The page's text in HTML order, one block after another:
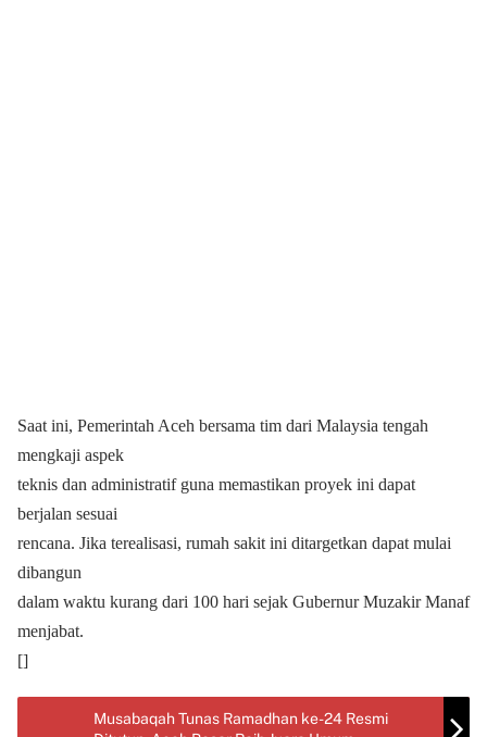
Saat ini, Pemerintah Aceh bersama tim dari Malaysia tengah
mengkaji aspek
teknis dan administratif guna memastikan proyek ini dapat
berjalan sesuai
rencana. Jika terealisasi, rumah sakit ini ditargetkan dapat mulai
dibangun
dalam waktu kurang dari 100 hari sejak Gubernur Muzakir Manaf
menjabat.
[]
Musabaqah Tunas Ramadhan ke-24 Resmi